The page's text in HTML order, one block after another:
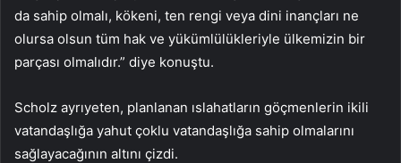
da sahip olmalı, kökeni, ten rengi veya dini inançları ne
olursa olsun tüm hak ve yükümlülükleriyle ülkemizin bir
parçası olmalıdır.” diye konuştu.
Scholz ayrıyeten, planlanan ıslahatların göçmenlerin ikili
vatandaşlığa yahut çoklu vatandaşlığa sahip olmalarını
sağlayacağının altını çizdi.